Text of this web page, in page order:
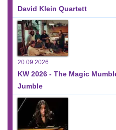
David Klein Quartett
20.09.2026
KW 2026 - The Magic
Jumble